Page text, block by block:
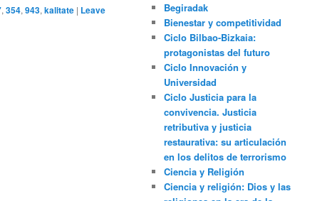
, 354, 943, kalitate | Leave
Begiradak
Bienestar y competitividad
Ciclo Bilbao-Bizkaia:
protagonistas del futuro
Ciclo Innovación y
Universidad
Ciclo Justicia para la
convivencia. Justicia
retributiva y justicia
restaurativa: su articulación
en los delitos de terrorismo
Ciencia y Religión
Ciencia y religión: Dios y las